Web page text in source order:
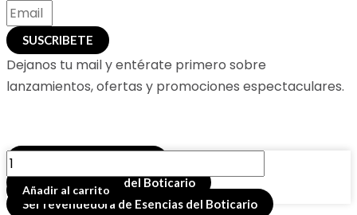
SUSCRIBETE
Dejanos tu mail y entérate primero sobre
lanzamientos, ofertas y promociones espectaculares.
BOMBA
EFERVESCENTE
MISTIC
Añadir al carrito
Comprar esencias del Boticario
Ser revendedora de Esencias del Boticario